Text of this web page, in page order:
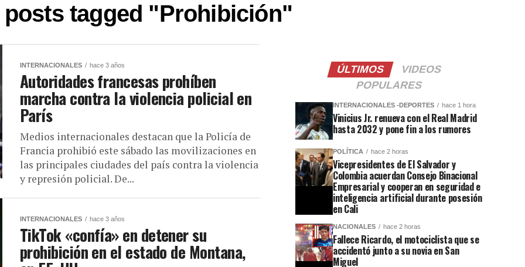
tagged "Prohibición"
INTERNACIONALES hace 3 años
Autoridades francesas prohíben
marcha contra la violencia policial en
París
Medios internacionales destacan que la Policía de
Francia prohibió este sábado las movilizaciones en
las principales ciudades del país contra la violencia
y represión policial. De...
INTERNACIONALES hace 3 años
TikTok «confía» en detener su
prohibición en el estado de Montana,
ÚLTIMOS
VIDEOS
POPULARES
INTERNACIONALES -DEPORTES hace 1 hora
Vinicius Jr. renueva con el Real Madrid
hasta 2032 y pone fin a los rumores
POLÍTICA hace 2 horas
Vicepresidentes de El Salvador y
Colombia acuerdan Consejo Binacional
Empresarial y cooperan en seguridad e
inteligencia artificial durante posesión
en Cali
NACIONALES hace 2 horas
Fallece Ricardo, el motociclista que se
accidentó junto a su novia en San
Miguel